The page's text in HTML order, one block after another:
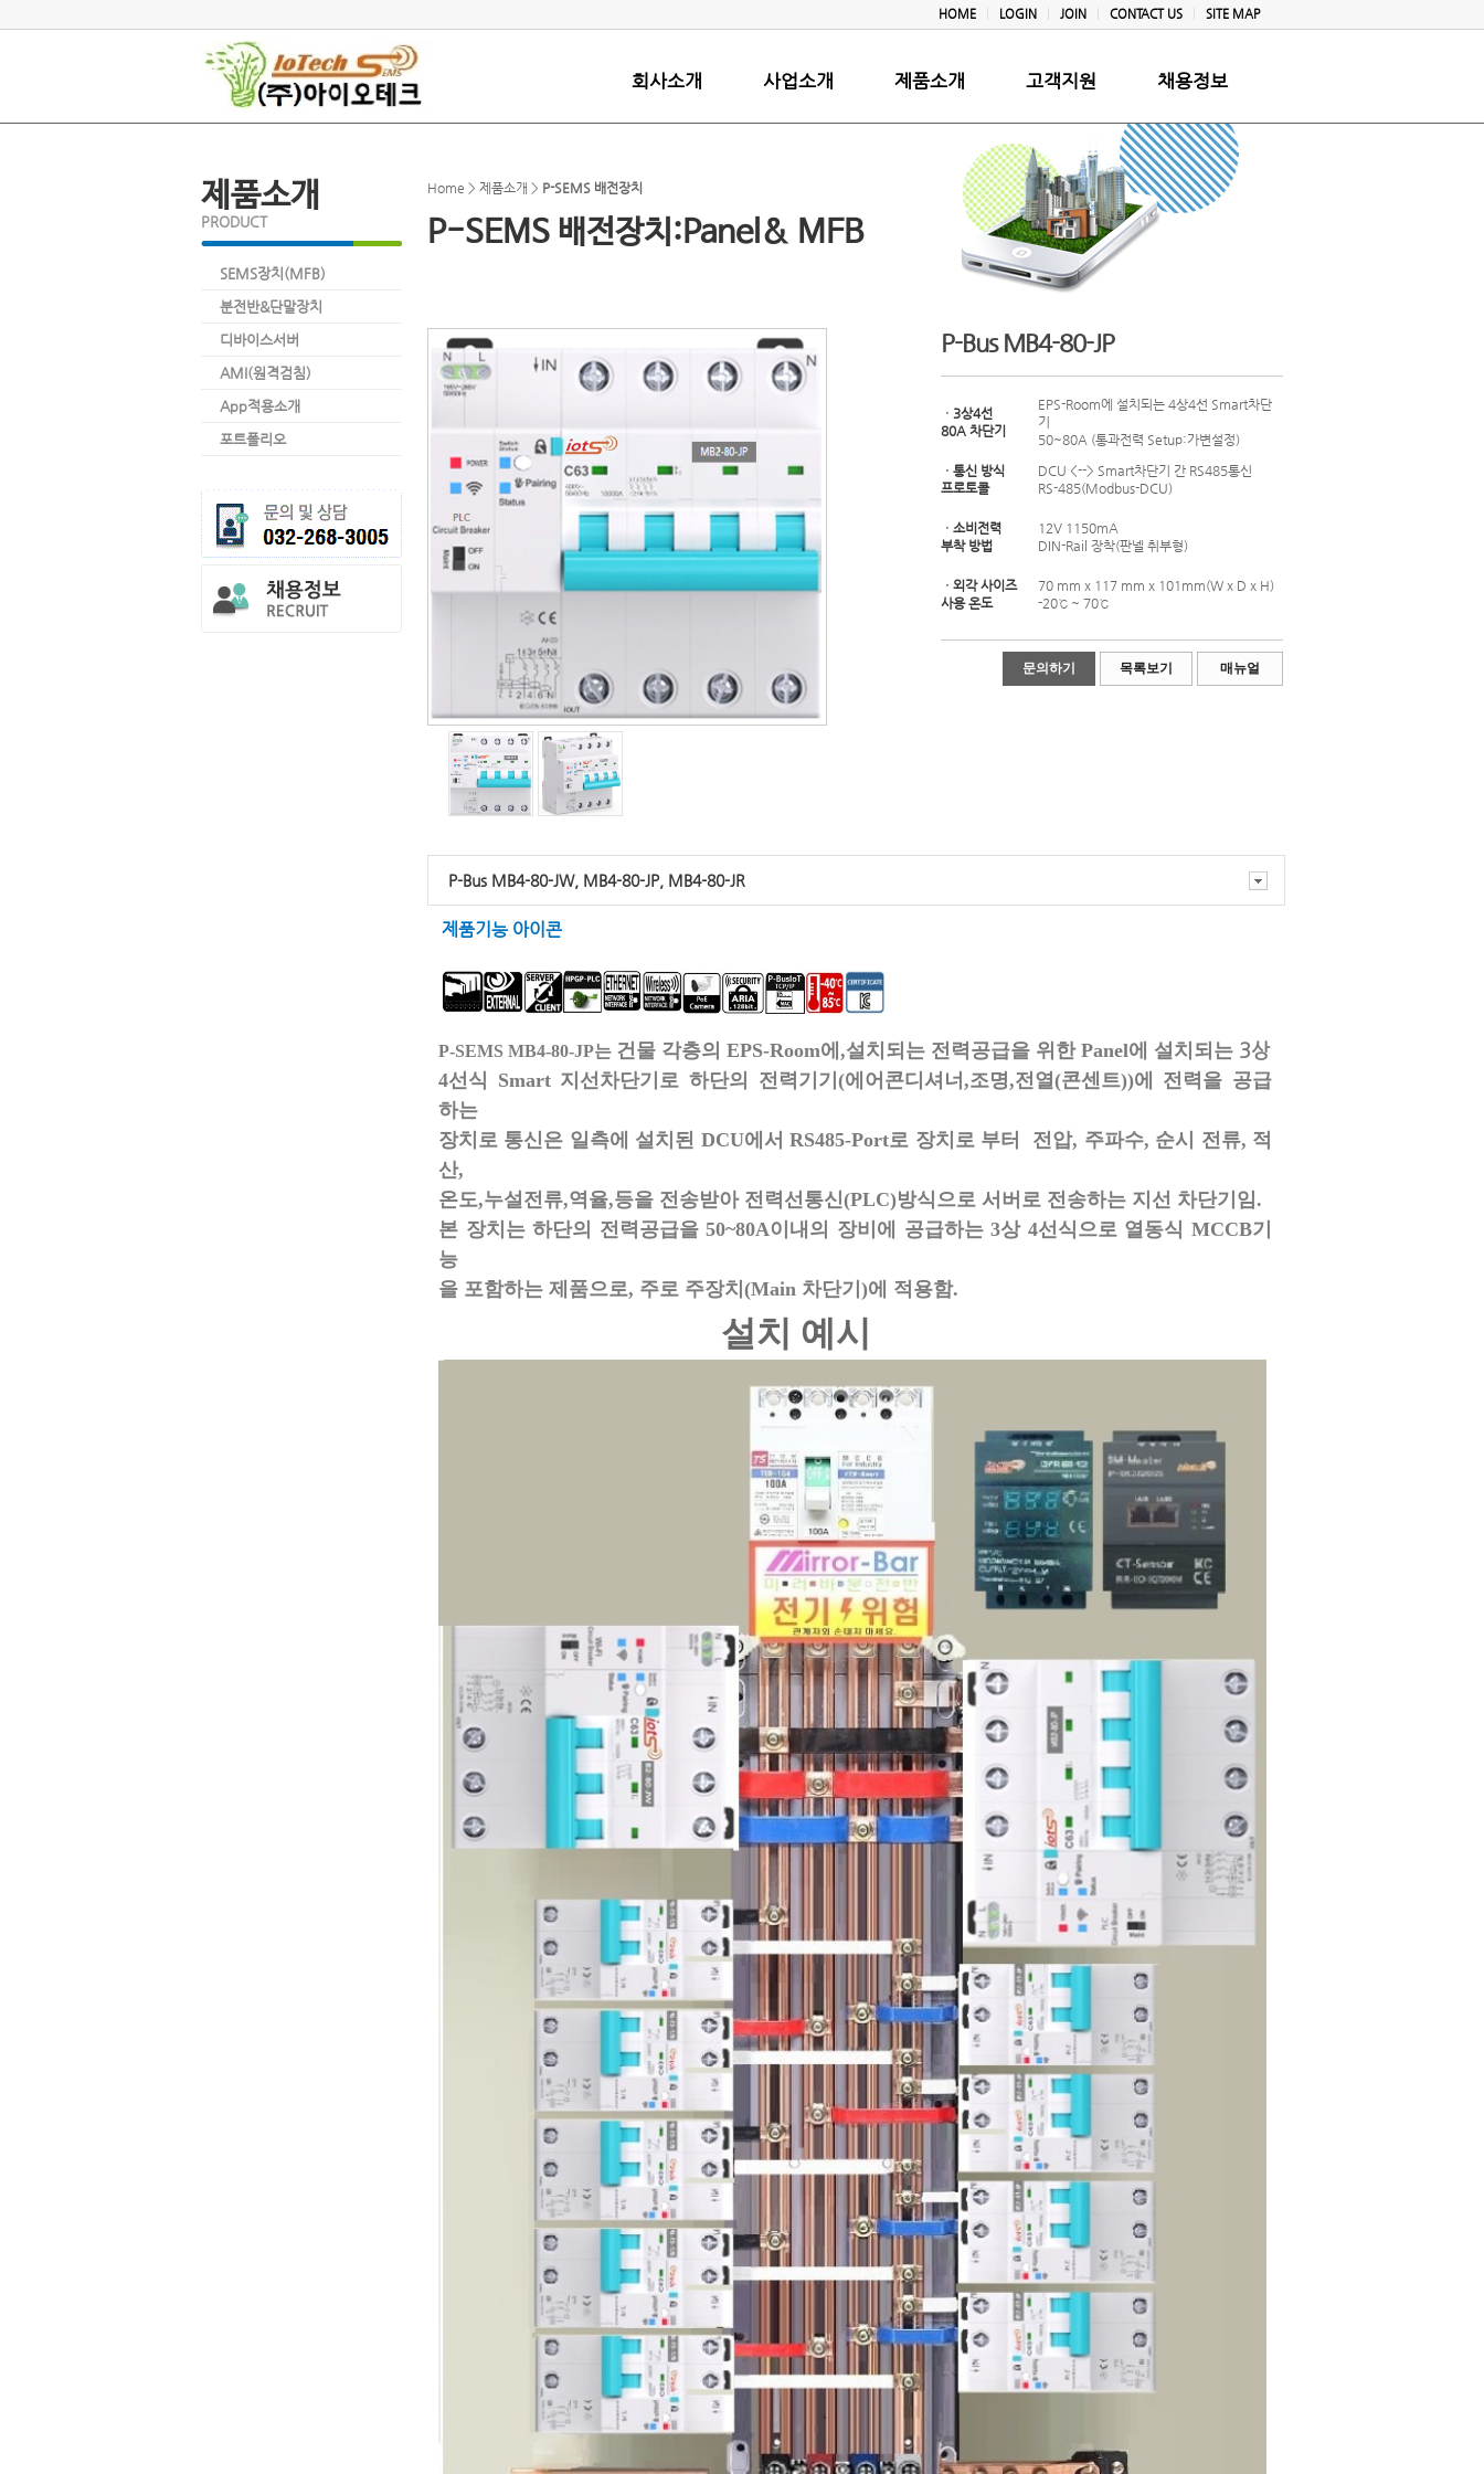
HOME LOGIN JOIN CONTACT US SITE MAP
회사소개 사업소개 제품소개 고객지원 채용정보
제품소개
PRODUCT
SEMS장치(MFB)
분전반&단말장치
디바이스서버
AMI(원격검침)
App적용소개
포트폴리오
P-SEMS 배전장치:Panel& MFB
Home > 제품소개 > P-SEMS 배전장치
P-Bus MB4-80-JP
ㆍ3상4선
80A 차단기
EPS-Room에 설치되는 4상4선 Smart차단
기
50~80A (통과전력 Setup:가변설정)
ㆍ통신 방식
프로토콜
DCU <--> Smart차단기 간 RS485통신
RS-485(Modbus-DCU)
ㆍ소비전력
부착 방법
12V 1150mA
DIN-Rail 장착(판넬 취부형)
ㆍ외각 사이즈
사용 온도
70 mm x 117 mm x 101mm(W x D x H)
-20℃ ~ 70℃
매뉴얼
목록보기
문의하기
P-Bus MB4-80-JW, MB4-80-JP, MB4-80-JR
제품기능 아이콘
P-SEMS MB4-80-JP는 건물 각층의 EPS-Room에,설치되는 전력공급을 위한 Panel에 설치되는 3상
4선식 Smart 지선차단기로 하단의 전력기기(에어콘디셔너,조명,전열(콘센트))에 전력을 공급
하는
장치로 통신은 일측에 설치된 DCU에서 RS485-Port로 장치로 부터 전압, 주파수, 순시 전류, 적
산,
온도,누설전류,역율,등을 전송받아 전력선통신(PLC)방식으로 서버로 전송하는 지선 차단기임.
본 장치는 하단의 전력공급을 50~80A이내의 장비에 공급하는 3상 4선식으로 열동식 MCCB기
능
을 포함하는 제품으로, 주로 주장치(Main 차단기)에 적용함.
설치 예시